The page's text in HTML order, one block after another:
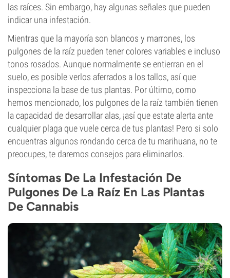
las raíces. Sin embargo, hay algunas señales que pueden
indicar una infestación.
Mientras que la mayoría son blancos y marrones, los
pulgones de la raíz pueden tener colores variables e incluso
tonos rosados. Aunque normalmente se entierran en el
suelo, es posible verlos aferrados a los tallos, así que
inspecciona la base de tus plantas. Por último, como
hemos mencionado, los pulgones de la raíz también tienen
la capacidad de desarrollar alas, ¡así que estate alerta ante
cualquier plaga que vuele cerca de tus plantas! Pero si solo
encuentras algunos rondando cerca de tu marihuana, no te
preocupes, te daremos consejos para eliminarlos.
Síntomas De La Infestación De
Pulgones De La Raíz En Las Plantas
De Cannabis